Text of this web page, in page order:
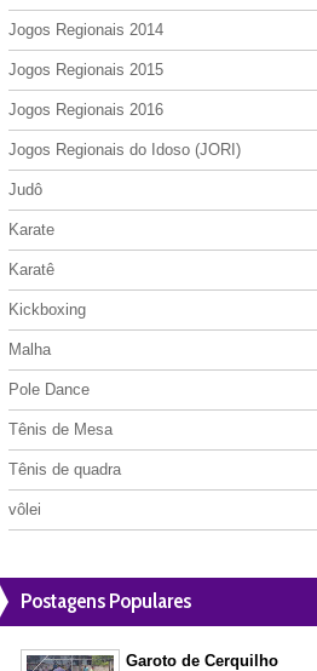
Jogos Regionais 2014
Jogos Regionais 2015
Jogos Regionais 2016
Jogos Regionais do Idoso (JORI)
Judô
Karate
Karatê
Kickboxing
Malha
Pole Dance
Tênis de Mesa
Tênis de quadra
vôlei
Postagens Populares
Garoto de Cerquilho